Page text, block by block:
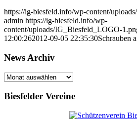
https://ig-biesfeld.info/wp-content/
admin https://ig-biesfeld.info/wp-
content/uploads/IG_Biesfeld_LOGO-
12:00:262012-09-05 22:35:30Schrauben
News Archiv
News
Biesfelder Vereine